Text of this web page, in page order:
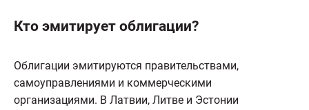
Кто эмитирует облигации?
Облигации эмитируются правительствами,
самоуправлениями и коммерческими
организациями. В Латвии, Литве и Эстонии